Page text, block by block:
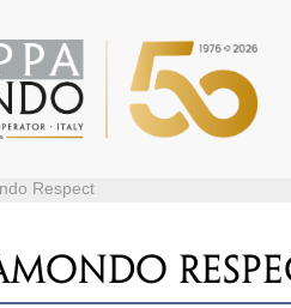
Respect